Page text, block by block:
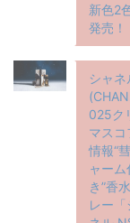
新色2
発売！
シャネ
025ク
マスコ
情報“
ャーム
き”香
レー「